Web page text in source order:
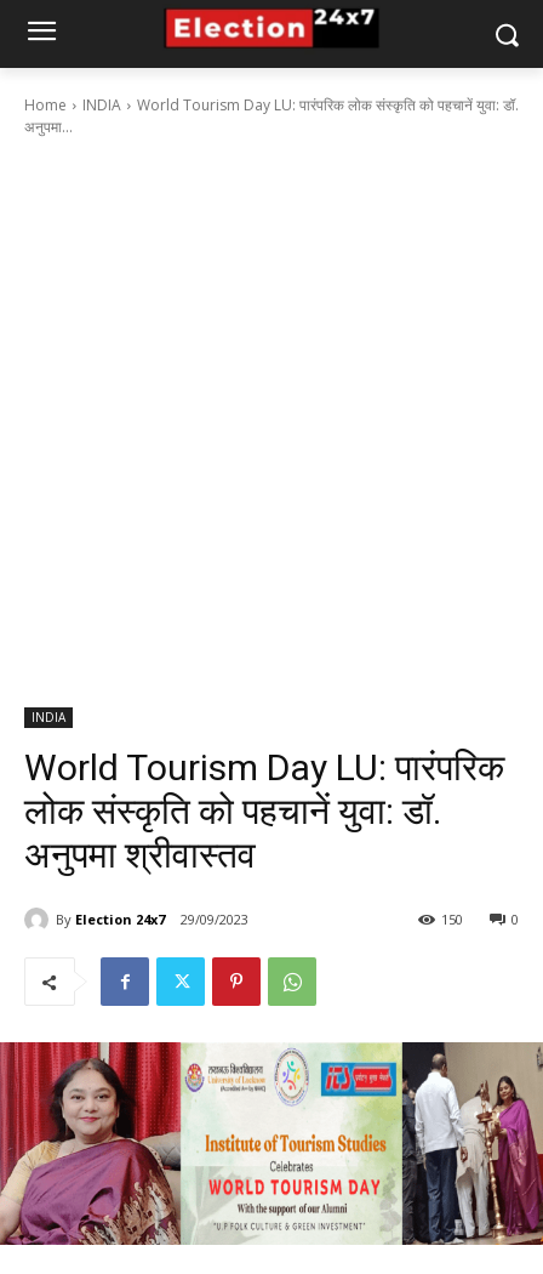
Home INDIA
World Tourism Day LU: पारंपरिक लोक संस्कृति को पहचानें युवा: डॉ.
अनुपमा...
INDIA
World Tourism Day LU: पारंपरिक
लोक संस्कृति को पहचानें युवा: डॉ.
अनुपमा श्रीवास्तव
By Election 24x7 29/09/2023 0
150